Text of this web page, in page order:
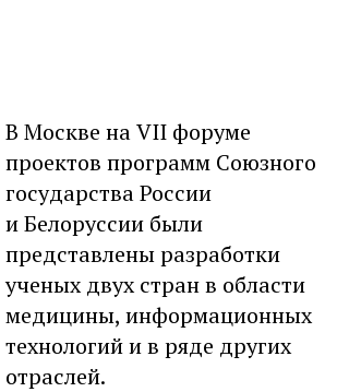
В Москве на VII форуме
проектов программ Союзного
государства России
и Белоруссии были
представлены разработки
ученых двух стран в области
медицины, информационных
технологий и в ряде других
отраслей.